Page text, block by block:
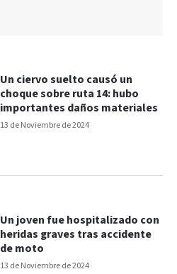
13 de Noviembre de 2024
Un ciervo suelto causó un
choque sobre ruta 14: hubo
importantes daños materiales
13 de Noviembre de 2024
Un joven fue hospitalizado con
heridas graves tras accidente
de moto